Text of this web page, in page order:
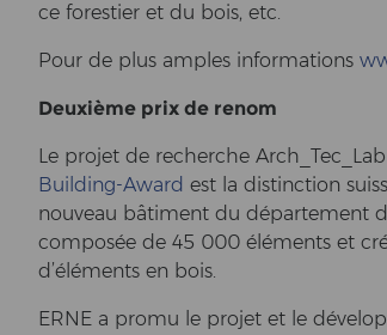
ce fo­res­tier et du bois, etc.
Pour de plus amp­les in­for­ma­ti­ons
Deuxième prix de renom
Le pro­jet de re­cher­che
Building-​Award est la di­s­tinc­tion
nou­veau bâtiment du département
composée de 45 000 éléments et
d’éléments en bois.
ERNE a promu le pro­jet et le